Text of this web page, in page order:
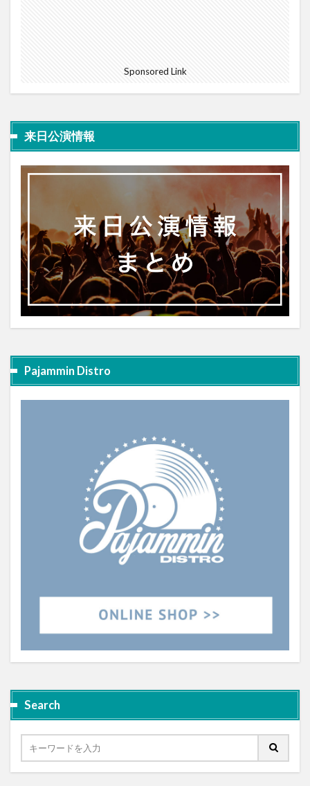
Sponsored Link
来日公演情報
Pajammin Distro
Search